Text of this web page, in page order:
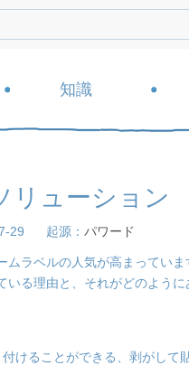
知識
リューション
29 起源： パワード
ラベルの人気が高まってい
る理由と、それがどのよう
けることができる、剥がして